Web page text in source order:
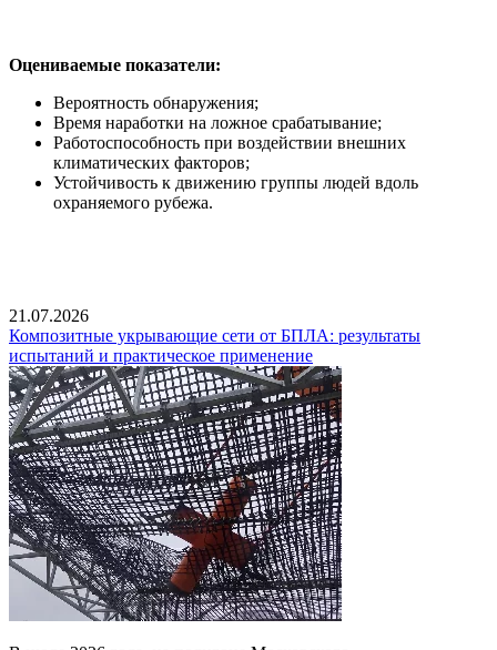
Оцениваемые показатели:
Вероятность обнаружения;
Время наработки на ложное срабатывание;
Работоспособность при воздействии внешних
климатических факторов;
Устойчивость к движению группы людей вдоль
охраняемого рубежа.
21.07.2026
Композитные укрывающие сети от БПЛА: результаты
испытаний и практическое применение